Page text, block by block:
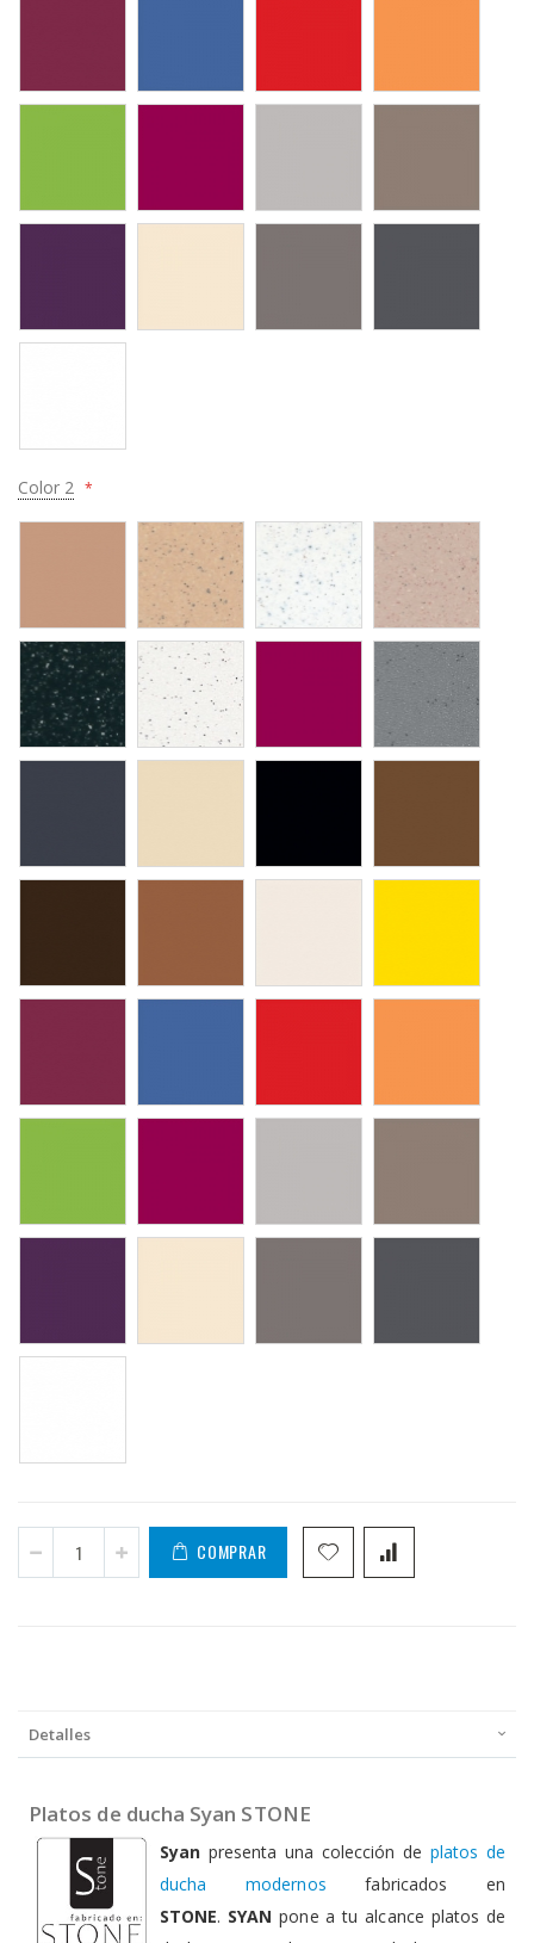
Color 2
COMPRAR
Detalles
Platos de ducha Syan STONE
Syan presenta una colección de platos de
ducha modernos fabricados en
STONE. SYAN pone a tu alcance platos de